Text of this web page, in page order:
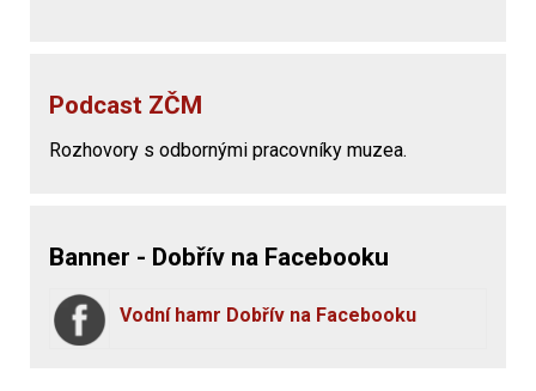
Podcast ZČM
Rozhovory s odbornými pracovníky muzea.
Banner - Dobřív na Facebooku
Vodní hamr Dobřív na Facebooku